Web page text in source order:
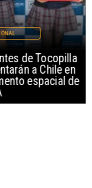
de Tocopilla
a Chile en
espacial de